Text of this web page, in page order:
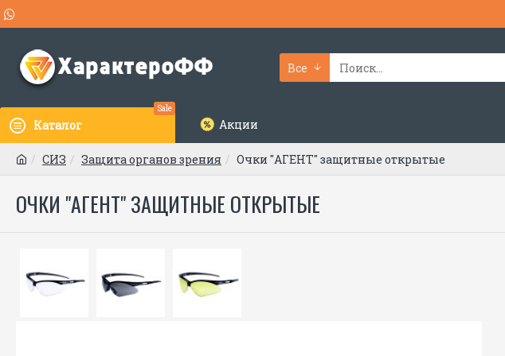
Все
Каталог
Sale
Акции
СИЗ Защита органов зрения Очки "АГЕНТ" защитные открытые
ОЧКИ "АГЕНТ" ЗАЩИТНЫЕ ОТКРЫТЫЕ